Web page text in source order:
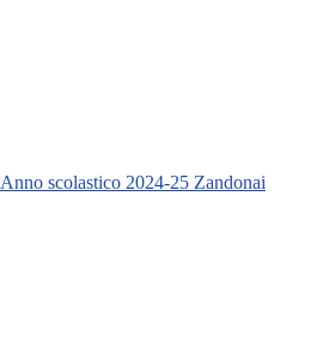
Anno scolastico 2024-25 Zandonai